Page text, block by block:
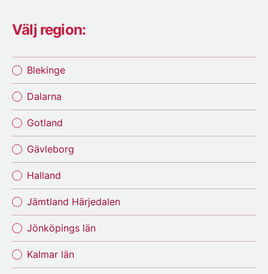
Välj region:
Blekinge
Dalarna
Gotland
Gävleborg
Halland
Jämtland Härjedalen
Jönköpings län
Kalmar län